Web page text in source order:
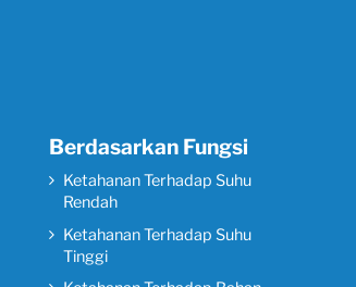
Berdasarkan Fungsi
Ketahanan Terhadap Suhu
Rendah
Ketahanan Terhadap Suhu
Tinggi